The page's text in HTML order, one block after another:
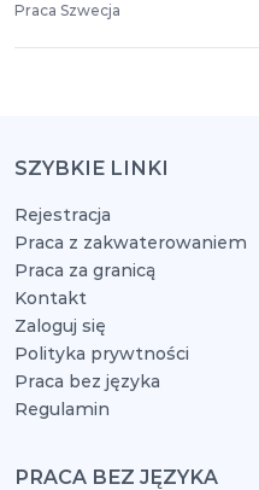
Praca Szwecja
SZYBKIE LINKI
Rejestracja
Praca z zakwaterowaniem
Praca za granicą
Kontakt
Zaloguj się
Polityka prywtności
Praca bez języka
Regulamin
PRACA BEZ JĘZYKA